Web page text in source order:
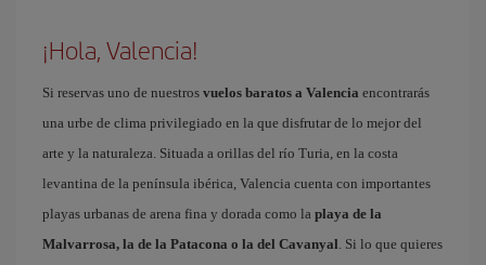
¡Hola, Valencia!
Si reservas uno de nuestros vuelos baratos a Valencia encontrarás
una urbe de clima privilegiado en la que disfrutar de lo mejor del
arte y la naturaleza. Situada a orillas del río Turia, en la costa
levantina de la península ibérica, Valencia cuenta con importantes
playas urbanas de arena fina y dorada como la playa de la
Malvarrosa, la de la Patacona o la del Cavanyal. Si lo que quieres